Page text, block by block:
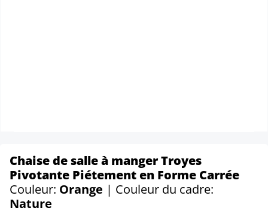
Chaise de salle à manger Troyes
Pivotante Piétement en Forme Carrée
Couleur: Orange | Couleur du cadre:
Nature